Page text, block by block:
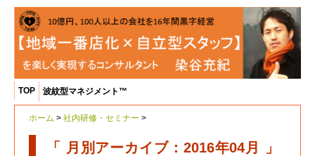
TOP 波紋型マネジメント™
ホーム > 社内研修・セミナー >
「 月別アーカイブ：2016年04月 」